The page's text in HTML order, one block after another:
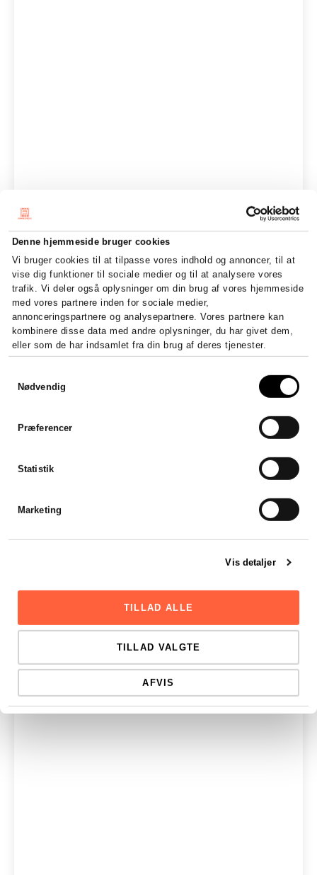
Denne hjemmeside bruger cookies
Vi bruger cookies til at tilpasse vores indhold og annoncer, til at
vise dig funktioner til sociale medier og til at analysere vores
trafik. Vi deler også oplysninger om din brug af vores hjemmeside
med vores partnere inden for sociale medier,
annonceringspartnere og analysepartnere. Vores partnere kan
kombinere disse data med andre oplysninger, du har givet dem,
eller som de har indsamlet fra din brug af deres tjenester.
Nødvendig
Præferencer
Statistik
Marketing
Vis detaljer
TILLAD ALLE
TILLAD VALGTE
AFVIS